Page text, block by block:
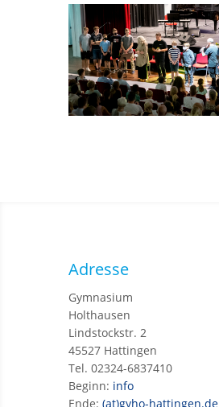
Adresse
Gymnasium
Holthausen
Lindstockstr. 2
45527 Hattingen
Tel. 02324-6837410
Beginn: info
Ende: (at)gyho-hattingen.de